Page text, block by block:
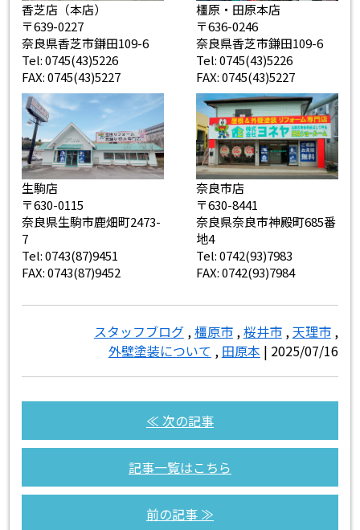
香芝店（本店）
〒639-0227
奈良県香芝市鎌田109-6
Tel: 0745(43)5226
FAX: 0745(43)5227
橿原・田原本店
〒636-0246
奈良県香芝市鎌田109-6
Tel: 0745(43)5226
FAX: 0745(43)5227
生駒店
〒630-0115
奈良県生駒市鹿畑町2473-
7
Tel: 0743(87)9451
FAX: 0743(87)9452
奈良市店
〒630-8441
奈良県奈良市神殿町685番
地4
Tel: 0742(93)7983
FAX: 0742(93)7984
スタッフブログ, 橿原市, 桜井市, 天理市,
外壁塗装について , 田原本 | 2025/07/16
≪ 次の記事
記事一覧はこちら
前の記事 ≫